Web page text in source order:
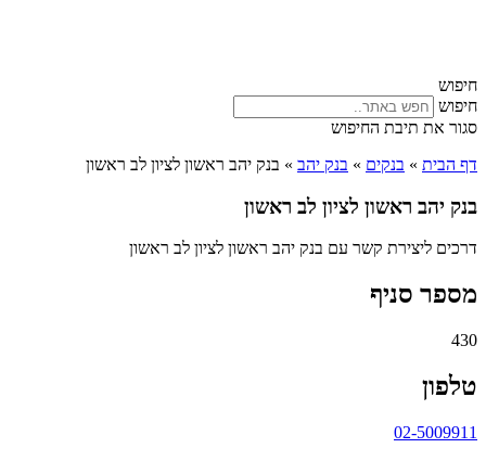
חיפוש
חיפוש
סגור את תיבת החיפוש
דף הבית » בנקים » בנק יהב » בנק יהב ראשון לציון לב ראשון
בנק יהב ראשון לציון לב ראשון
דרכים ליצירת קשר עם בנק יהב ראשון לציון לב ראשון
מספר סניף
430
טלפון
02-5009911